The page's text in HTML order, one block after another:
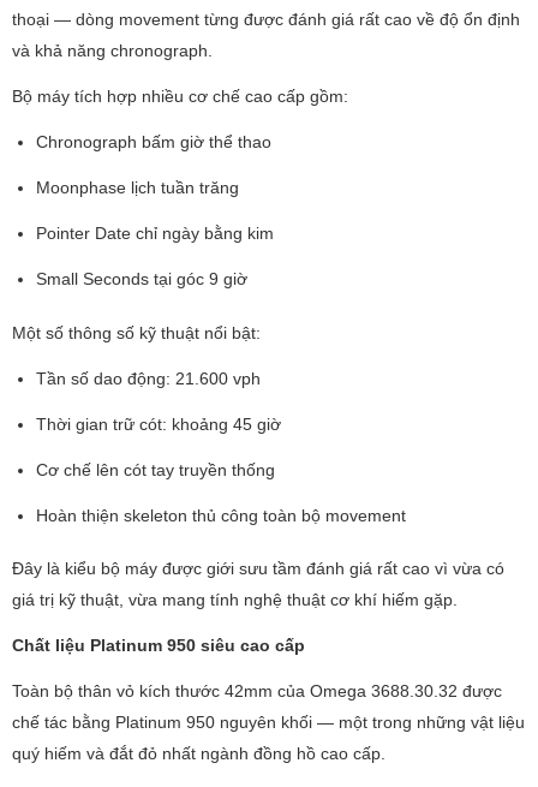
thoại — dòng movement từng được đánh giá rất cao về độ ổn định
và khả năng chronograph.
Bộ máy tích hợp nhiều cơ chế cao cấp gồm:
Chronograph bấm giờ thể thao
Moonphase lịch tuần trăng
Pointer Date chỉ ngày bằng kim
Small Seconds tại góc 9 giờ
Một số thông số kỹ thuật nổi bật:
Tần số dao động: 21.600 vph
Thời gian trữ cót: khoảng 45 giờ
Cơ chế lên cót tay truyền thống
Hoàn thiện skeleton thủ công toàn bộ movement
Đây là kiểu bộ máy được giới sưu tầm đánh giá rất cao vì vừa có
giá trị kỹ thuật, vừa mang tính nghệ thuật cơ khí hiếm gặp.
Chất liệu Platinum 950 siêu cao cấp
Toàn bộ thân vỏ kích thước 42mm của Omega 3688.30.32 được
chế tác bằng Platinum 950 nguyên khối — một trong những vật liệu
quý hiếm và đắt đỏ nhất ngành đồng hồ cao cấp.